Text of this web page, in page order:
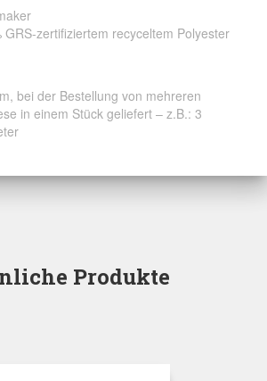
GRS-zertifiziertem recyceltem Polyester
bei der Bestellung von mehreren
in einem Stück geliefert – z.B.: 3
Produkte